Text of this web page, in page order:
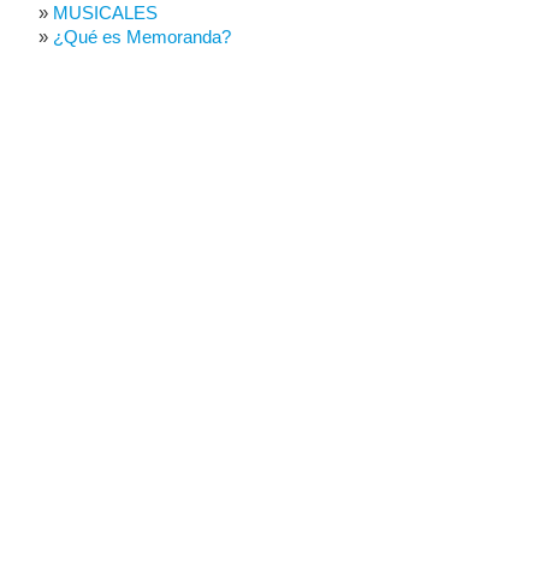
MUSICALES
¿Qué es Memoranda?